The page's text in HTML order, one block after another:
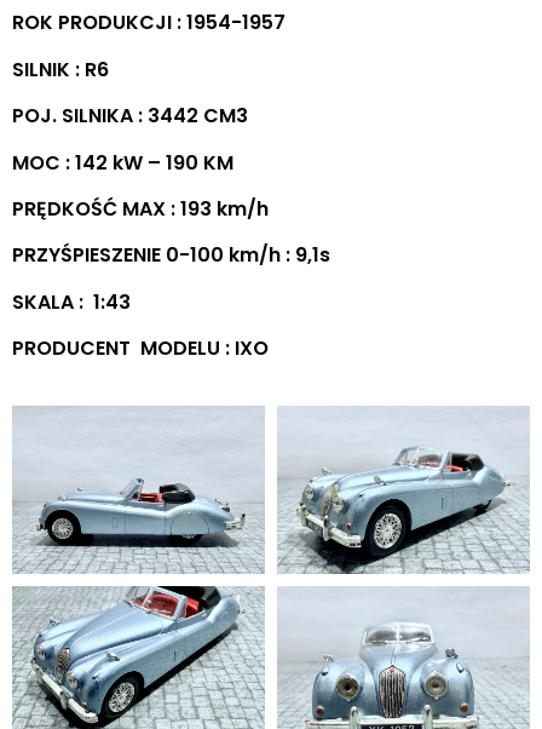
ROK PRODUKCJI : 1954-1957
SILNIK : R6
POJ. SILNIKA : 3442 CM3
MOC : 142 kW – 190 KM
PRĘDKOŚĆ MAX : 193 km/h
PRZYŚPIESZENIE 0-100 km/h : 9,1s
SKALA : 1:43
PRODUCENT MODELU : IXO